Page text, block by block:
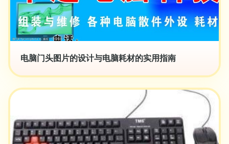
电脑门头图片的设计与电脑耗材的实用指南